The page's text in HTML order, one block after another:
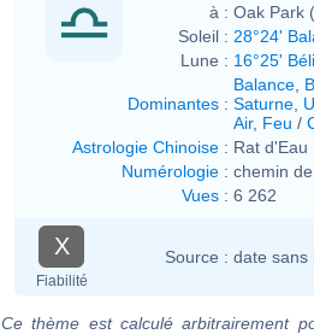
à : Oak Park
Soleil : 28°24'
Lune : 16°25'
Dominantes :
Balance
Saturne
Air, Feu /
Astrologie Chinoise : Rat d'Eau
Numérologie : chemin
Vues : 6 262
X
Fiabilité
Source : date sans
Ce thème est calculé arbitrairement